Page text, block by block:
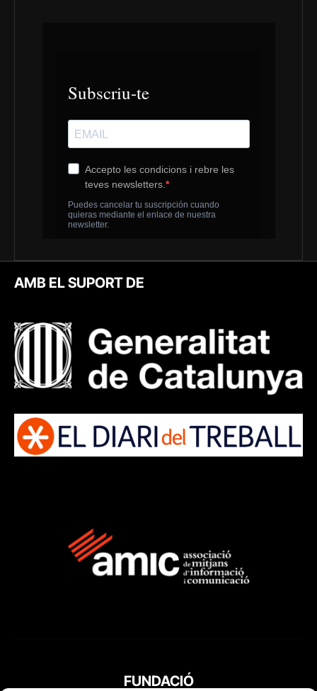
AMB EL SUPORT DE
FUNDACIÓ